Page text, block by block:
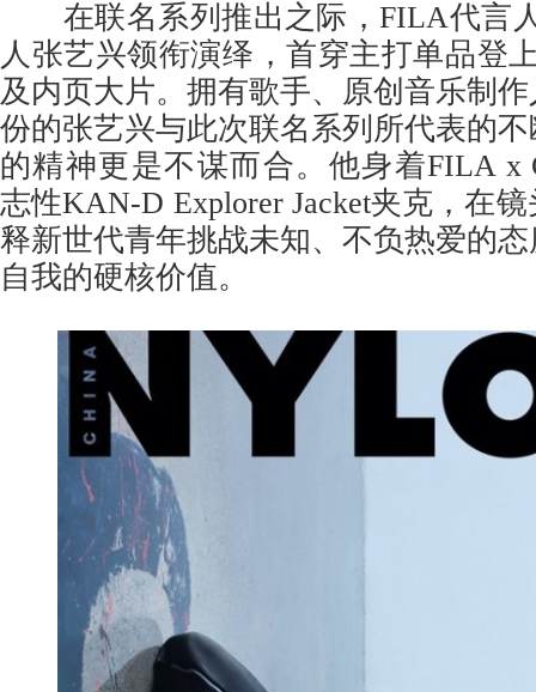
在联名系列推出之际，FILA代言
人张艺兴领衔演绎，首穿主打单品登
及内页大片。拥有歌手、原创音乐制
份的张艺兴与此次联名系列所代表的
的精神更是不谋而合。他身着FILA x
志性KAN-D Explorer Jacket夹克，在
释新世代青年挑战未知、不负热爱的
自我的硬核价值。